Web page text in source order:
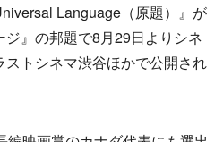
Language（原題）』が
ジ』の邦題で8月29日よりシネ
トシネマ渋谷ほかで公開され